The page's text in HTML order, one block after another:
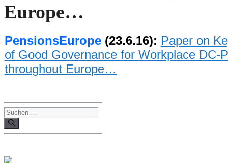
Europe…
PensionsEurope(23.6.16): Paper on
of Good Governance for Workplace DC-
throughout Europe…
Suchen
nach: